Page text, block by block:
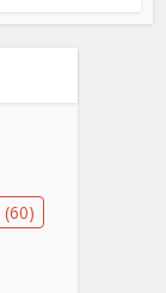
(60)